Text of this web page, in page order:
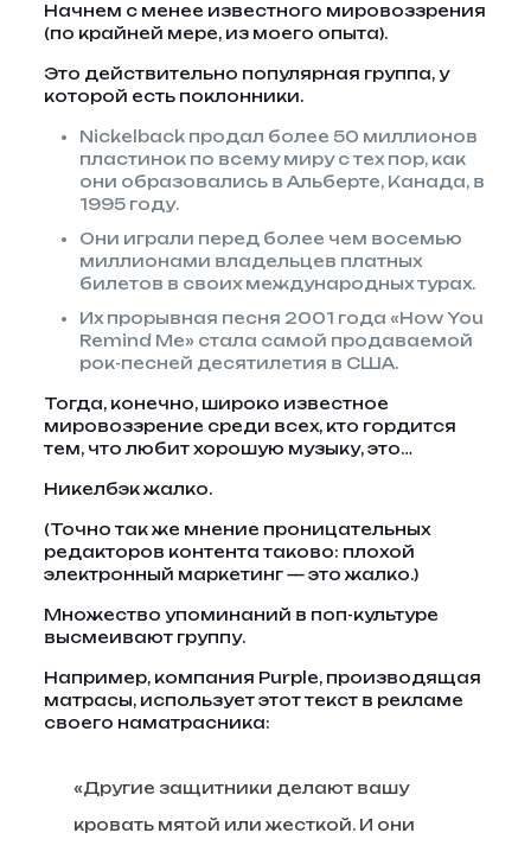
Начнем с менее известного мировоззрения
(по крайней мере, из моего опыта).
Это действительно популярная группа, у
которой есть поклонники.
Nickelback продал более 50 миллионов
пластинок по всему миру с тех пор, как
они образовались в Альберте, Канада, в
1995 году.
Они играли перед более чем восемью
миллионами владельцев платных
билетов в своих международных турах.
Их прорывная песня 2001 года «How You
Remind Me» стала самой продаваемой
рок-песней десятилетия в США.
Тогда, конечно, широко известное
мировоззрение среди всех, кто гордится
тем, что любит хорошую музыку, это…
Никелбэк жалко.
(Точно так же мнение проницательных
редакторов контента таково: плохой
электронный маркетинг — это жалко.)
Множество упоминаний в поп-культуре
высмеивают группу.
Например, компания Purple, производящая
матрасы, использует этот текст в рекламе
своего наматрасника:
«Другие защитники делают вашу
кровать мятой или жесткой. И они